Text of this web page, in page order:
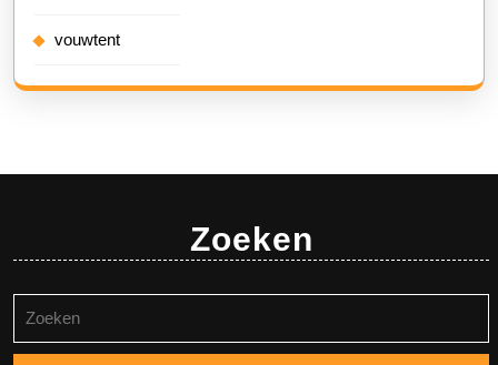
vouwtent
Zoeken
naar: